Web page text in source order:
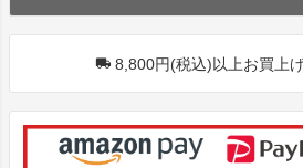
8,800円(税込)以上お買上